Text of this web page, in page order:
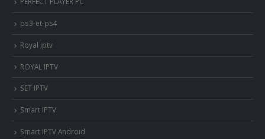
ps3-et-ps4
Royal iptv
ROYAL IPTV
SET IPTV
Smart IPTV
Smart IPTV Android